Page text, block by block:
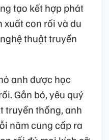
tạo kết hợp phát
xuất con rối và du
thuật truyền
anh được học
Gắn bó, yêu quý
truyền thống, anh
năm cung cấp ra